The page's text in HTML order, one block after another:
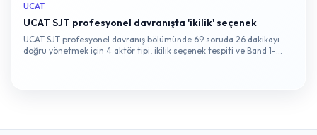
UCAT
UCAT SJT profesyonel davranışta 'ikilik' seçenek
UCAT SJT profesyonel davranış bölümünde 69 soruda 26 dakikayı
doğru yönetmek için 4 aktör tipi, ikilik seçenek tespiti ve Band 1-